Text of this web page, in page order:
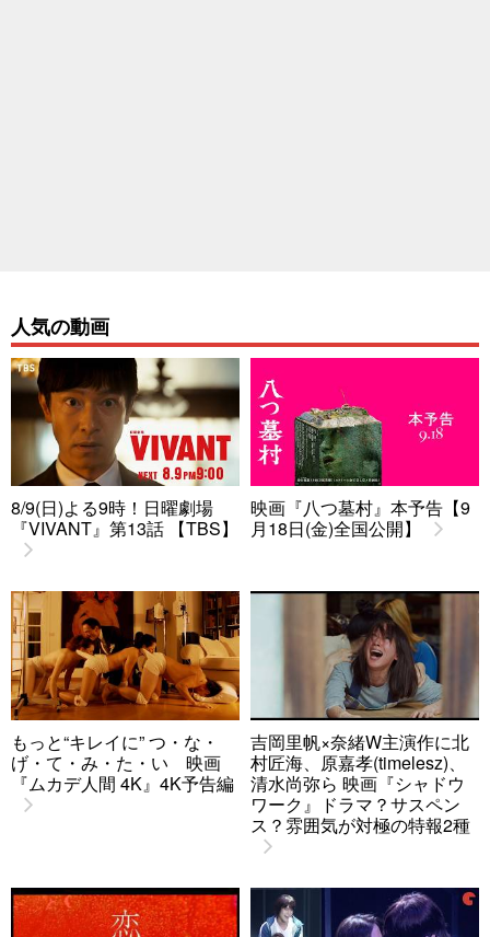
人気の動画
8/9(日)よる9時！日曜劇場
『VIVANT』第13話 【TBS】
映画『八つ墓村』本予告【9
月18日(金)全国公開】
もっと“キレイに” つ・な・
げ・て・み・た・い 映画
『ムカデ人間 4K』4K予告編
吉岡里帆×奈緒W主演作に北
村匠海、原嘉孝(timelesz)、
清水尚弥ら 映画『シャドウ
ワーク』ドラマ？サスペン
ス？雰囲気が対極の特報2種